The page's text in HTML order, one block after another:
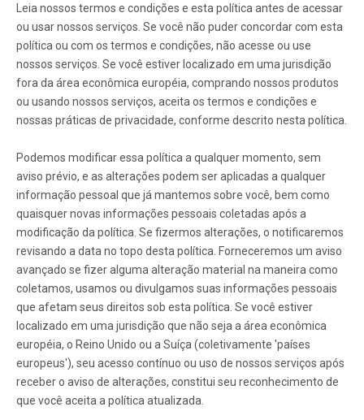
Leia nossos termos e condições e esta política antes de acessar
ou usar nossos serviços. Se você não puder concordar com esta
política ou com os termos e condições, não acesse ou use
nossos serviços. Se você estiver localizado em uma jurisdição
fora da área econômica européia, comprando nossos produtos
ou usando nossos serviços, aceita os termos e condições e
nossas práticas de privacidade, conforme descrito nesta política.
Podemos modificar essa política a qualquer momento, sem
aviso prévio, e as alterações podem ser aplicadas a qualquer
informação pessoal que já mantemos sobre você, bem como
quaisquer novas informações pessoais coletadas após a
modificação da política. Se fizermos alterações, o notificaremos
revisando a data no topo desta política. Forneceremos um aviso
avançado se fizer alguma alteração material na maneira como
coletamos, usamos ou divulgamos suas informações pessoais
que afetam seus direitos sob esta política. Se você estiver
localizado em uma jurisdição que não seja a área econômica
européia, o Reino Unido ou a Suíça (coletivamente 'países
europeus'), seu acesso contínuo ou uso de nossos serviços após
receber o aviso de alterações, constitui seu reconhecimento de
que você aceita a política atualizada.